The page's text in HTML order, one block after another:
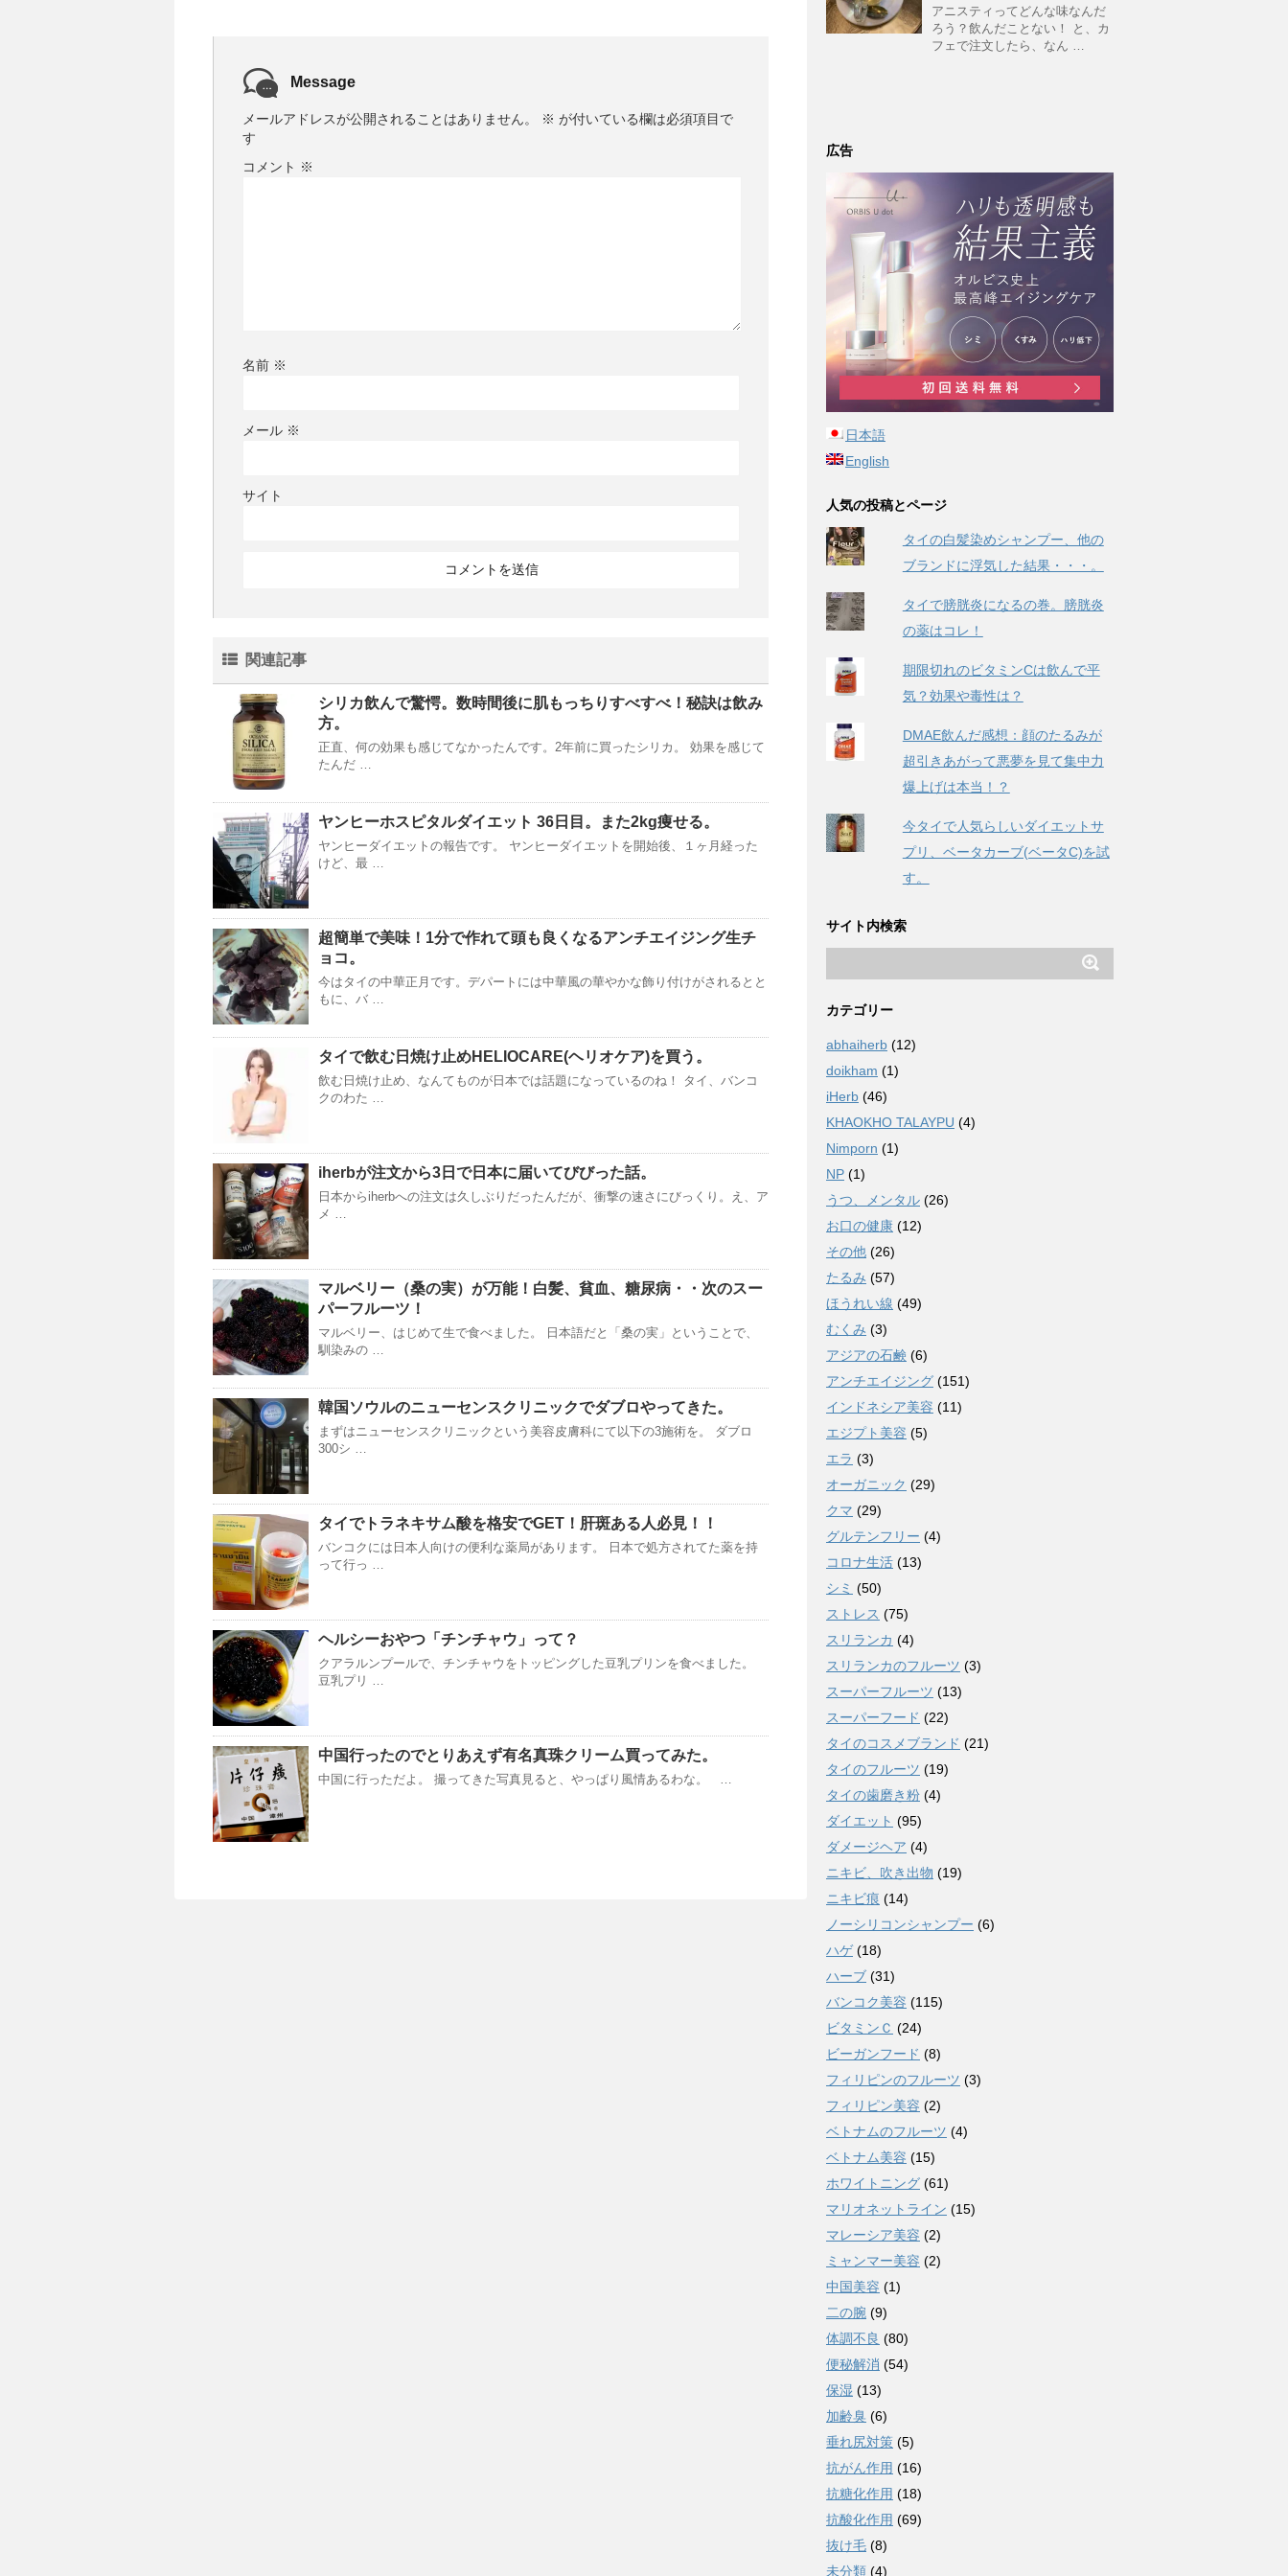
Message
メールアドレスが公開されることはありません。 ※ が付いている欄は必須項目で
す
コメント ※
名前 ※
メール ※
サイト
関連記事
シリカ飲んで驚愕。数時間後に肌もっちりすべすべ！秘訣は飲み
方。
正直、何の効果も感じてなかったんです。2年前に買ったシリカ。 効果を感じて
たんだ …
ヤンヒーホスピタルダイエット 36日目。また2kg痩せる。
ヤンヒーダイエットの報告です。 ヤンヒーダイエットを開始後、１ヶ月経った
けど、最 …
超簡単で美味！1分で作れて頭も良くなるアンチエイジング生チ
ョコ。
今はタイの中華正月です。デパートには中華風の華やかな飾り付けがされるとと
もに、バ …
タイで飲む日焼け止めHELIOCARE(ヘリオケア)を買う。
飲む日焼け止め、なんてものが日本では話題になっているのね！ タイ、バンコ
クのわた …
iherbが注文から3日で日本に届いてびびった話。
日本からiherbへの注文は久しぶりだったんだが、衝撃の速さにびっくり。え、ア
メ …
マルベリー（桑の実）が万能！白髪、貧血、糖尿病・・次のスー
パーフルーツ！
マルベリー、はじめて生で食べました。 日本語だと「桑の実」ということで、
馴染みの …
韓国ソウルのニューセンスクリニックでダブロやってきた。
まずはニューセンスクリニックという美容皮膚科にて以下の3施術を。 ダブロ
300シ …
タイでトラネキサム酸を格安でGET！肝斑ある人必見！！
バンコクには日本人向けの便利な薬局があります。 日本で処方されてた薬を持
って行っ …
ヘルシーおやつ「チンチャウ」って？
クアラルンプールで、チンチャウをトッピングした豆乳プリンを食べました。
豆乳プリ …
中国行ったのでとりあえず有名真珠クリーム買ってみた。
中国に行っただよ。 撮ってきた写真見ると、やっぱり風情あるわな。 …
アニスティってどんな味なんだ
ろう？飲んだことない！ と、カ
フェで注文したら、なん …
広告
日本語
English
人気の投稿とページ
タイの白髪染めシャンプー、他の
ブランドに浮気した結果・・・。
タイで膀胱炎になるの巻。膀胱炎
の薬はコレ！
期限切れのビタミンCは飲んで平
気？効果や毒性は？
DMAE飲んだ感想：顔のたるみが
超引きあがって悪夢を見て集中力
爆上げは本当！？
今タイで人気らしいダイエットサ
プリ、ベータカーブ(ベータC)を試
す。
サイト内検索
カテゴリー
abhaiherb (12)
doikham (1)
iHerb (46)
KHAOKHO TALAYPU (4)
Nimporn (1)
NP (1)
うつ、メンタル (26)
お口の健康 (12)
その他 (26)
たるみ (57)
ほうれい線 (49)
むくみ (3)
アジアの石鹸 (6)
アンチエイジング (151)
インドネシア美容 (11)
エジプト美容 (5)
エラ (3)
オーガニック (29)
クマ (29)
グルテンフリー (4)
コロナ生活 (13)
シミ (50)
ストレス (75)
スリランカ (4)
スリランカのフルーツ (3)
スーパーフルーツ (13)
スーパーフード (22)
タイのコスメブランド (21)
タイのフルーツ (19)
タイの歯磨き粉 (4)
ダイエット (95)
ダメージヘア (4)
ニキビ、吹き出物 (19)
ニキビ痕 (14)
ノーシリコンシャンプー (6)
ハゲ(18)
ハーブ (31)
バンコク美容 (115)
ビタミンＣ (24)
ビーガンフード (8)
フィリピンのフルーツ (3)
フィリピン美容 (2)
ベトナムのフルーツ (4)
ベトナム美容 (15)
ホワイトニング (61)
マリオネットライン (15)
マレーシア美容 (2)
ミャンマー美容 (2)
中国美容 (1)
二の腕 (9)
体調不良 (80)
便秘解消 (54)
保湿 (13)
加齢臭 (6)
垂れ尻対策 (5)
抗がん作用 (16)
抗糖化作用 (18)
抗酸化作用 (69)
抜け毛 (8)
未分類 (4)